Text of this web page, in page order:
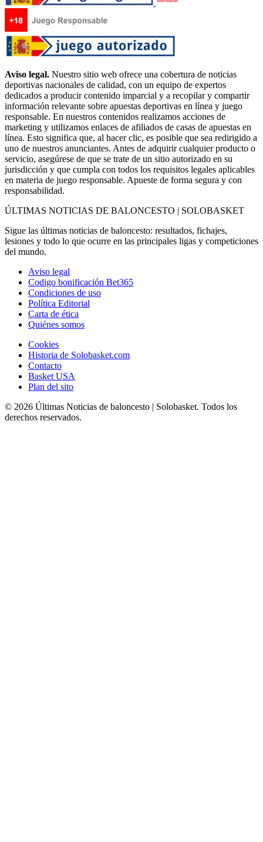
Aviso legal. Nuestro sitio web ofrece una cobertura de noticias
deportivas nacionales de calidad, con un equipo de expertos
dedicados a producir contenido imparcial y a recopilar y compartir
información relevante sobre apuestas deportivas en línea y juego
responsable. En nuestros contenidos realizamos acciones de
marketing y utilizamos enlaces de afiliados de casas de apuestas en
línea. Esto significa que, al hacer clic, es posible que sea redirigido a
uno de nuestros anunciantes. Antes de adquirir cualquier producto o
servicio, asegúrese de que se trate de un sitio autorizado en su
jurisdicción y que cumpla con todos los requisitos legales aplicables
en materia de juego responsable. Apueste de forma segura y con
responsabilidad.
ÚLTIMAS NOTICIAS DE BALONCESTO | SOLOBASKET
Sigue las últimas noticias de baloncesto: resultados, fichajes,
lesiones y todo lo que ocurre en las principales ligas y competiciones
del mundo.
Aviso legal
Codigo bonificación Bet365
Condiciones de uso
Política Editorial
Carta de ética
Quiénes somos
Cookies
Historia de Solobasket.com
Contacto
Basket USA
Plan del sito
© 2026 Últimas Noticias de baloncesto | Solobasket. Todos los
derechos reservados.